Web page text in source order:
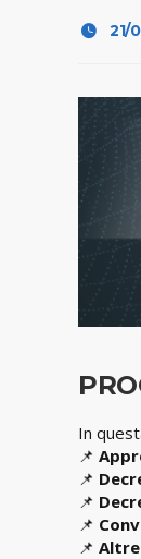
21/
In
📌
📌
📌
📌
📌